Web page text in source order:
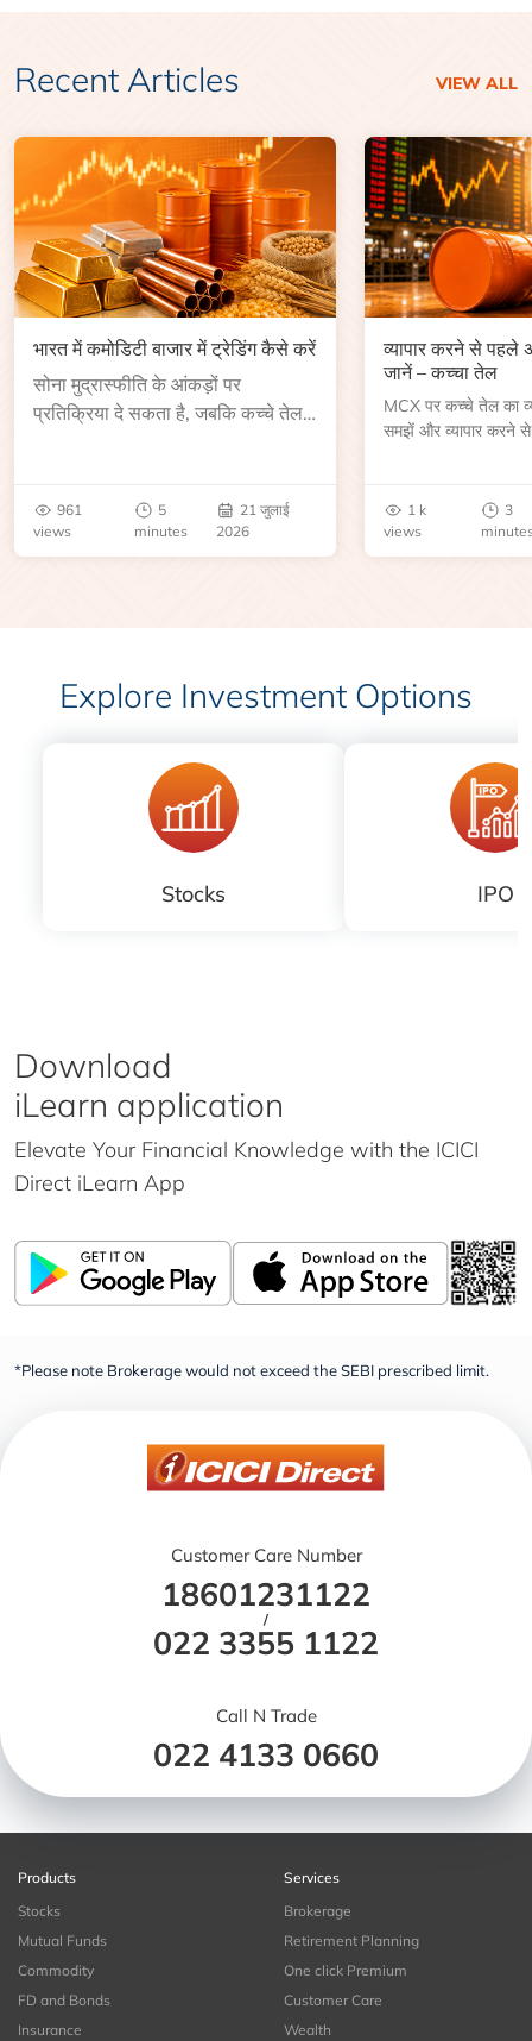
Recent Articles VIEW ALL
भारत में कमोडिटी बाजार में ट्रेडिंग कैसे करें
सोना मुद्रास्फीति के आंकड़ों पर
प्रतिक्रिया दे सकता है, जबकि कच्चे तेल
961
views
5
minutes
21 जुलाई
2026
व्यापार करने से पहले
जानें – कच्चा तेल
MCX पर कच्चे तेल का
समझें और व्यापार करने
जानें।1 k
views
3
Explore Investment Options
Stocks IPO
Download
iLearn application
Elevate Your Financial Knowledge with the ICICI
Direct iLearn App
*Please note Brokerage would not exceed the SEBI prescribed limit.
Customer Care Number
18601231122
/
022 3355 1122
Call N Trade
022 4133 0660
Products
Stocks
Mutual Funds
Commodity
FD and Bonds
Insurance
Services
Brokerage
Retirement Planning
One click Premium
Customer Care
Wealth